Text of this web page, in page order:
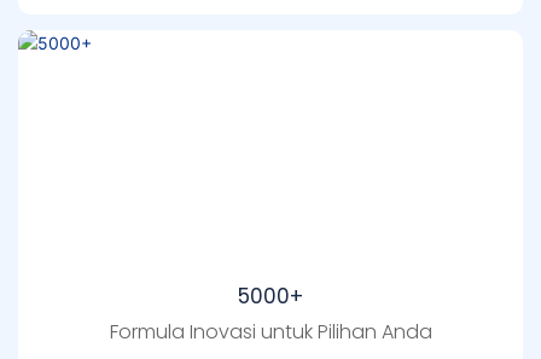
5000+
Formula Inovasi untuk Pilihan Anda